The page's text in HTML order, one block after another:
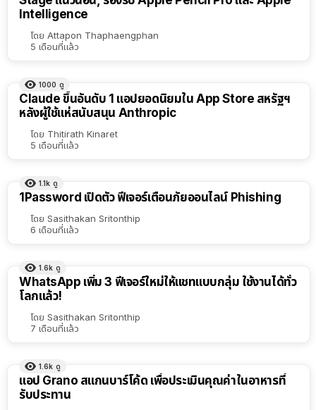
Intelligence
โดย Attapon Thaphaengphan
5 เดือนที่แล้ว
1000 ดู
Claude ขึ้นอันดับ 1 แอปยอดนิยมใน App Store สหรัฐฯ
หลังผู้ใช้แห่สนับสนุน Anthropic
โดย Thitirath Kinaret
5 เดือนที่แล้ว
1.1k ดู
1Password เปิดตัว ฟีเจอร์เตือนภัยออนไลน์ Phishing
โดย Sasithakan Sritonthip
6 เดือนที่แล้ว
1.6k ดู
WhatsApp เพิ่ม 3 ฟีเจอร์ใหม่ให้แชทแบบกลุ่ม ใช้งานได้ทั่ว
โลกแล้ว!
โดย Sasithakan Sritonthip
7 เดือนที่แล้ว
1.6k ดู
แอป Grano สแกนบาร์โค้ด เพื่อประเมินคุณค่าในอาหารที่
รับประทาน